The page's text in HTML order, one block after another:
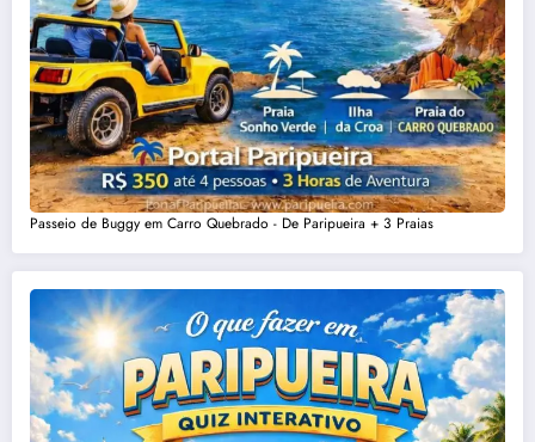
Passeio de Buggy em Carro Quebrado - De Paripueira + 3 Praias